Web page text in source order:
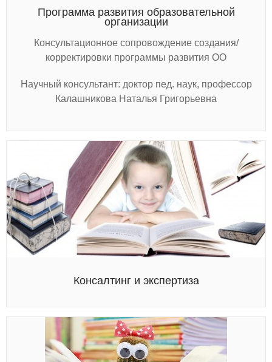
Программа развития образовательной
организации
Консультационное сопровождение создания/
корректировки программы развития ОО
Научный консультант: доктор пед. наук, профессор
Калашникова Наталья Григорьевна
Консалтинг и экспертиза